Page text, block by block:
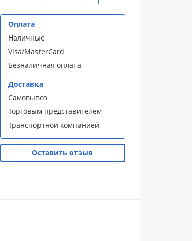
Оплата
Наличные
Visa/MasterCard
Безналичная оплата
Доставка
Самовывоз
Торговым представителем
Транспортной компанией
Оставить отзыв